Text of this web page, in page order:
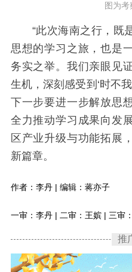
图为考
“此次海南之行，既
思想的学习之旅，也是
务实之举。我们亲眼见
生机，深刻感受到‘时不
下一步要进一步解放思
全力推动学习成果向发
区产业升级与功能拓展
新篇章。
作者：李丹 | 编辑：蒋亦子
一审：李丹 | 二审：王嫔 | 三审
推